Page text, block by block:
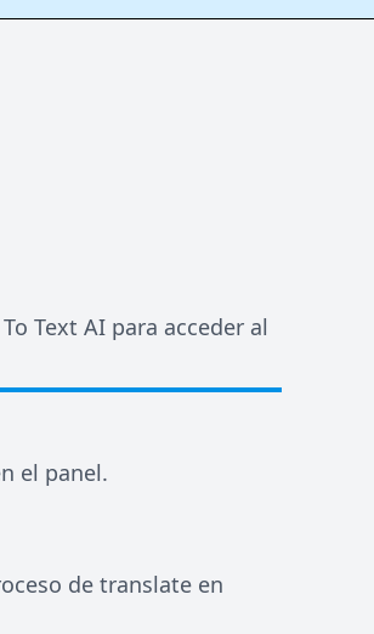
Text AI para acceder al
el panel.
de translate en